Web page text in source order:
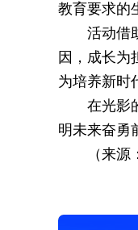
教育要求的
活动借
因，成长为
为培养新时
在光影
明未来奋勇
（来